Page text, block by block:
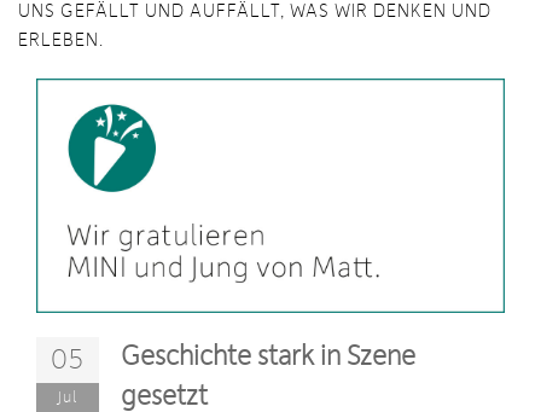
UNS GEFÄLLT UND AUFFÄLLT, WAS WIR DENKEN UND
ERLEBEN.
05
Jul
Geschichte stark in Szene
gesetzt